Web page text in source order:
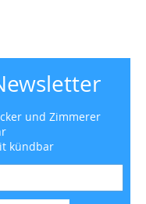
und Zimmerer
kündbar